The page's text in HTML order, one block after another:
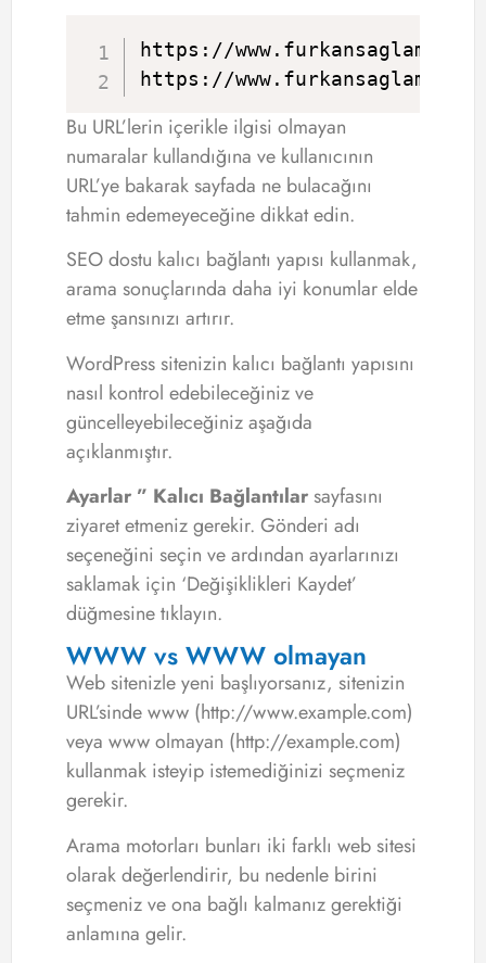
https://www.furkansaglam.com/
https://
Bu URL’lerin içerikle ilgisi olmayan
numaralar kullandığına ve kullanıcının
URL’ye bakarak sayfada ne bulacağını
tahmin edemeyeceğine dikkat edin.
SEO dostu kalıcı bağlantı yapısı kullanmak,
arama sonuçlarında daha iyi konumlar elde
etme şansınızı artırır.
WordPress sitenizin kalıcı bağlantı yapısını
nasıl kontrol edebileceğiniz ve
güncelleyebileceğiniz aşağıda
açıklanmıştır.
Ayarlar ” Kalıcı Bağlantılarsayfasını
ziyaret etmeniz gerekir. Gönderi adı
seçeneğini seçin ve ardından ayarlarınızı
saklamak için ‘Değişiklikleri Kaydet’
düğmesine tıklayın.
WWW vs WWW olmayan
Web sitenizle yeni başlıyorsanız, sitenizin
URL’sinde www (http://www.example.com)
veya www olmayan (http://example.com)
kullanmak isteyip istemediğinizi seçmeniz
gerekir.
Arama motorları bunları iki farklı web sitesi
olarak değerlendirir, bu nedenle birini
seçmeniz ve ona bağlı kalmanız gerektiği
anlamına gelir.